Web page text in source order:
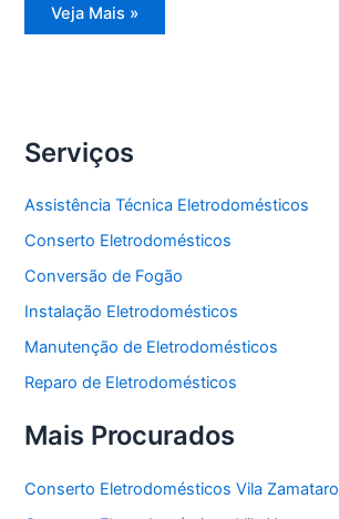
Assistência
Técnica
Veja Mais »
Serviços
Assistência Técnica Eletrodomésticos
Conserto Eletrodomésticos
Conversão de Fogão
Instalação Eletrodomésticos
Manutenção de Eletrodomésticos
Reparo de Eletrodomésticos
Mais Procurados
Conserto Eletrodomésticos Vila Zamataro